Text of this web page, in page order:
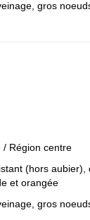
gros
/ Région centre
(hors aubier),
et orangée
gros